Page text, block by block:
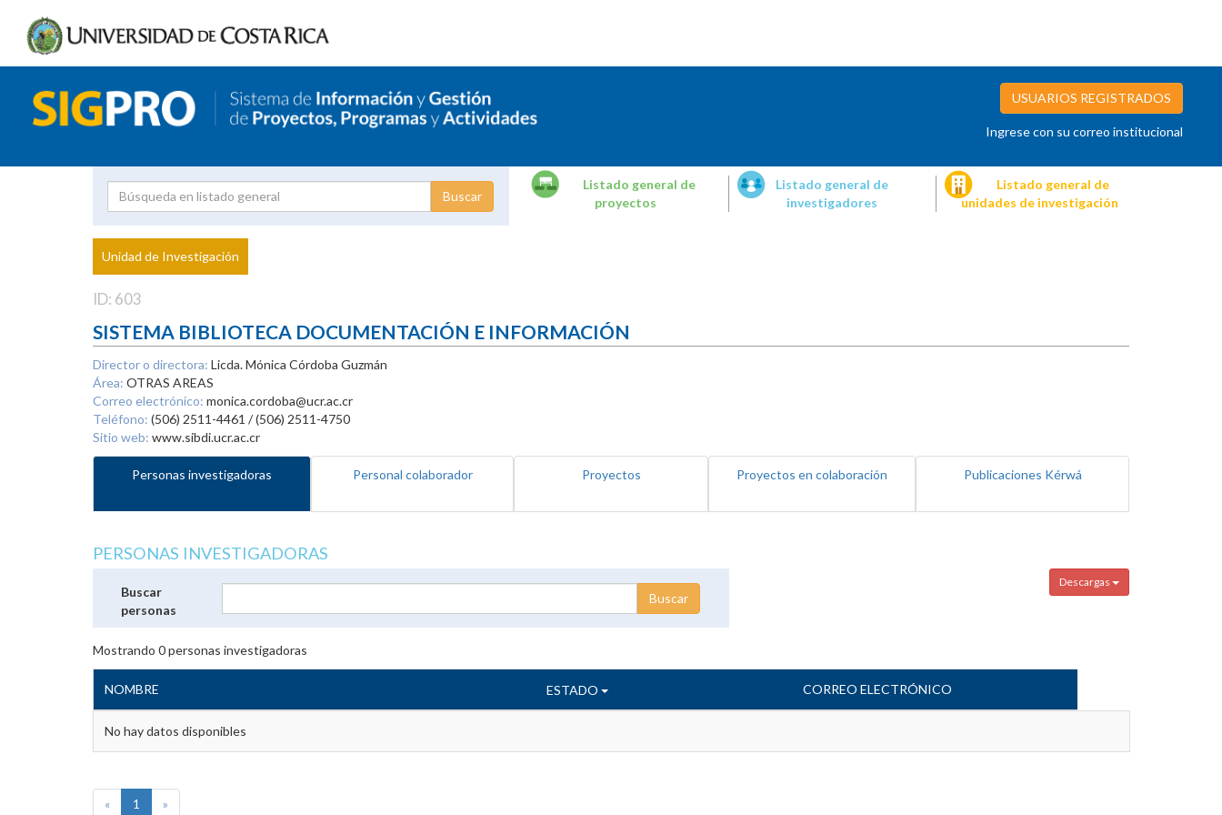
USUARIOS REGISTRADOS
Ingrese con su correo institucional
Proyecto
Investigador
Listado general de
proyectos
Listado general de
investigadores
Listado general de
unidades de investigación
Unidad de Investigación
ID: 603
SISTEMA BIBLIOTECA DOCUMENTACIÓN E INFORMACIÓN
Director o directora: Licda. Mónica Córdoba Guzmán
Área: OTRAS AREAS
Correo electrónico: monica.cordoba@ucr.ac.cr
Teléfono: (506) 2511-4461 / (506) 2511-4750
Sitio web: www.sibdi.ucr.ac.cr
Personas investigadoras Personal colaborador Proyectos Proyectos en colaboración Publicaciones Kérwá
PERSONAS INVESTIGADORAS
Descargas
Buscar
personas
Mostrando 0personas investigadoras
NOMBRE ESTADO CORREO ELECTRÓNICO
No hay datos disponibles
« 1 »